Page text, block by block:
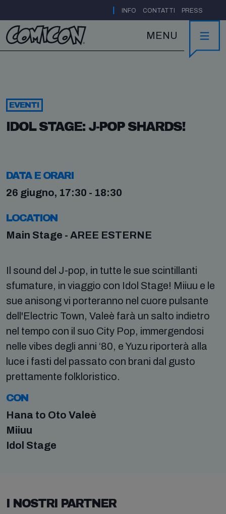
INFO CONTATTI PRESS
MENU
EVENTI
IDOL STAGE: J-POP SHARDS!
DATA E ORARI
26 giugno, 17:30 - 18:30
LOCATION
Main Stage - AREE ESTERNE
Il sound del J-pop, in tutte le sue scintillanti
sfumature, in viaggio con Idol Stage! Miiuu e le
sue anisong vi porteranno nel cuore pulsante
dell'Electric Town, Valeè farà un salto indietro
nel tempo con il suo City Pop, immergendosi
nelle vibes degli anni ‘80, e Yuzu riporterà alla
luce i fasti del passato con brani dal gusto
prettamente folkloristico.
CON
Hana to Oto Valeè
Miiuu
Idol Stage
I NOSTRI PARTNER